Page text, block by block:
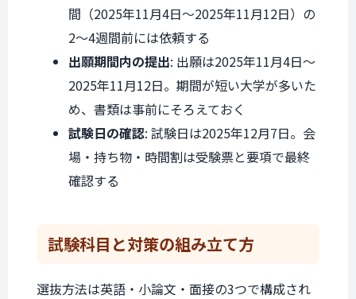
間（2025年11月4日〜2025年11月12日）の
2〜4週間前には依頼する
出願期間内の提出: 出願は2025年11月4日〜
2025年11月12日。期間が短い大学が多いた
め、書類は事前にそろえておく
試験日の確認: 試験日は2025年12月7日。会
場・持ち物・時間割は受験票と要項で最終
確認する
試験科目と対策の組み立て方
選抜方法は英語・小論文・面接の3つで構成され